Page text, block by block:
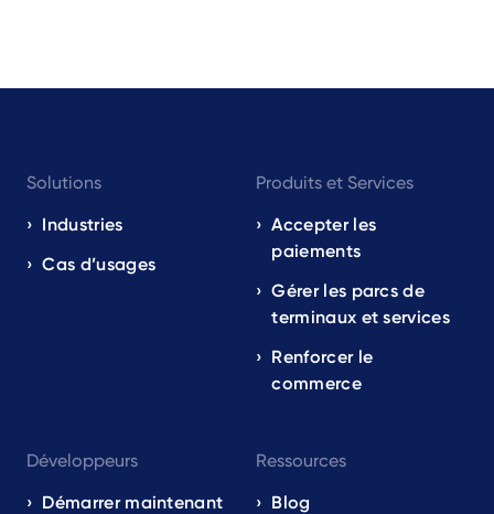
navigation
EN
Solutions
Industries
Cas d’usages
Produits et Services
Accepter les
paiements
Gérer les parcs de
terminaux et services
Renforcer le
commerce
Développeurs
Démarrer maintenant
Ressources
Blog